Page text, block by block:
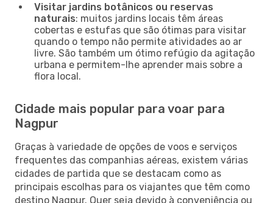
Visitar jardins botânicos ou reservas
naturais: muitos jardins locais têm áreas
cobertas e estufas que são ótimas para visitar
quando o tempo não permite atividades ao ar
livre. São também um ótimo refúgio da agitação
urbana e permitem-lhe aprender mais sobre a
flora local.
Cidade mais popular para voar para
Nagpur
Graças à variedade de opções de voos e serviços
frequentes das companhias aéreas, existem várias
cidades de partida que se destacam como as
principais escolhas para os viajantes que têm como
destino Nagpur. Quer seja devido à conveniência ou